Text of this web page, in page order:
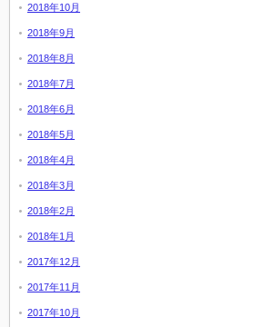
2018年10月
2018年9月
2018年8月
2018年7月
2018年6月
2018年5月
2018年4月
2018年3月
2018年2月
2018年1月
2017年12月
2017年11月
2017年10月